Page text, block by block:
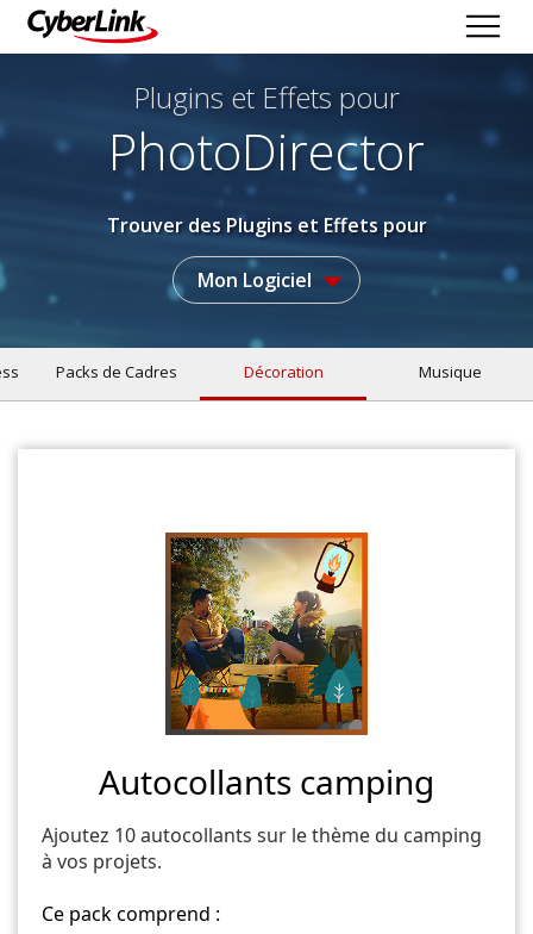
Plugins et Effets pour
PhotoDirector
Trouver des Plugins et Effets pour
Mon Logiciel
Packs de Cadres Décoration Musique
Autocollants camping
Ajoutez 10 autocollants sur le thème du camping
à vos projets.
Ce pack comprend :